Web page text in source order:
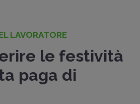
LAVORATORE
le festività
paga di